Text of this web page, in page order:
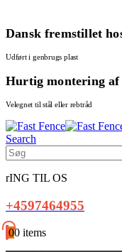
Dansk fremstillet
Udført i genbrugs plast
Hurtig montering
Velegnet til stål eller rebtråd
Search
rING TIL OS
+4597464955
00 items